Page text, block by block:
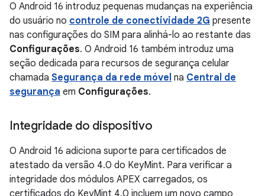
O Android 16 introduz pequenas mudanças na experiência
do usuário no controle de conectividade 2G presente
nas configurações do SIM para alinhá-lo ao restante das
Configurações. O Android 16 também introduz uma
seção dedicada para recursos de segurança celular
chamada Segurança da rede móvel na Central de
segurança em Configurações.
Integridade do dispositivo
O Android 16 adiciona suporte para certificados de
atestado da versão 4.0 do KeyMint. Para verificar a
integridade dos módulos APEX carregados, os
certificados do KeyMint 4.0 incluem um novo campo